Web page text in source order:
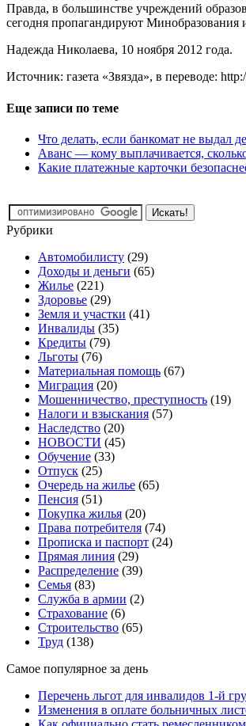
Правда, в большинстве учреждений
сегодня пропагандируют Минобразования
Надежда Николаева, 10 ноября 2012 года.
Источник: газета «Звязда», в переводе:
Еще записи по теме
Что делать, если банкомат не выдал
Аванс — кому выплачивается,
Какие платежные карточки
Рубрики
Автомобилисту (29)
Доходы и деньги (65)
Жилье (221)
Здоровье (29)
Земля и участки (41)
Инвалиды (35)
Кредиты (79)
Льготы (76)
Материальная помощь (67)
Миграция (20)
Мошенничество, преступность (19)
Налоги и взыскания (57)
Наследство (20)
НОВОСТИ (45)
Обучение (33)
Отпуск (25)
Очередь на жилье (65)
Пенсия (51)
Покупка жилья (20)
Права потребителя (74)
Прописка и паспорт (24)
Прямая линия (29)
Распределение (39)
Семья (83)
Служба в армии (2)
Страхование (6)
Строительство (65)
Труд (138)
Самое популярное за день
Перечень льгот для инвалидов 1-й
Изменения в оплате больничных